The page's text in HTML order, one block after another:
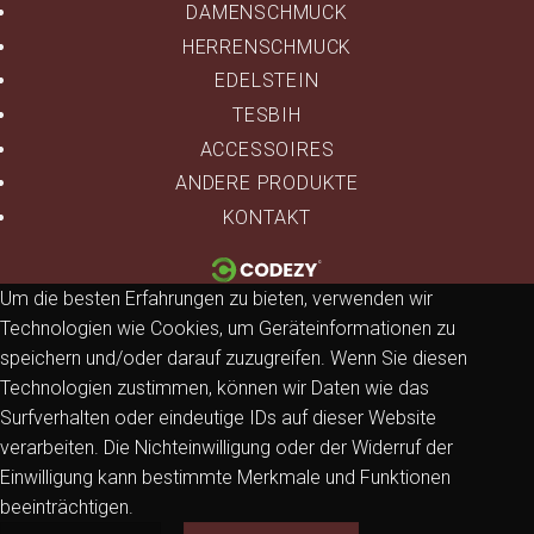
DAMENSCHMUCK
HERRENSCHMUCK
EDELSTEIN
TESBIH
ACCESSOIRES
ANDERE PRODUKTE
KONTAKT
Um die besten Erfahrungen zu bieten, verwenden wir
Technologien wie Cookies, um Geräteinformationen zu
speichern und/oder darauf zuzugreifen. Wenn Sie diesen
Technologien zustimmen, können wir Daten wie das
Surfverhalten oder eindeutige IDs auf dieser Website
verarbeiten. Die Nichteinwilligung oder der Widerruf der
Einwilligung kann bestimmte Merkmale und Funktionen
beeinträchtigen.